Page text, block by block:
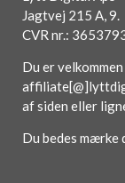
Jagtvej 215 A,
CVR nr.:
Du er
af siden eller
Du bedes mærke